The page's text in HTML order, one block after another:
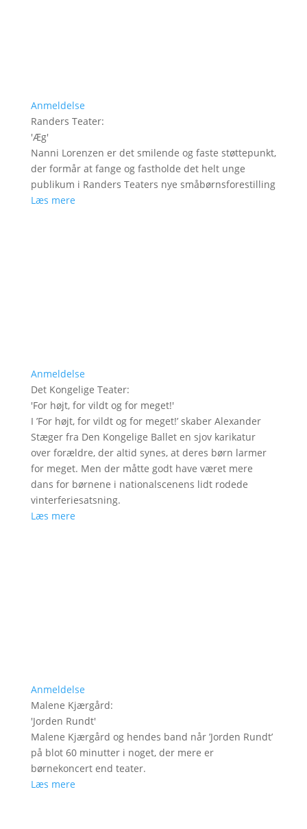
Anmeldelse
Randers Teater:
'Æg'
Nanni Lorenzen er det smilende og faste støttepunkt,
der formår at fange og fastholde det helt unge
publikum i Randers Teaters nye småbørnsforestilling
Læs mere
Anmeldelse
Det Kongelige Teater:
'For højt, for vildt og for meget!'
I ’For højt, for vildt og for meget!’ skaber Alexander
Stæger fra Den Kongelige Ballet en sjov karikatur
over forældre, der altid synes, at deres børn larmer
for meget. Men der måtte godt have været mere
dans for børnene i nationalscenens lidt rodede
vinterferiesatsning.
Læs mere
Anmeldelse
Malene Kjærgård:
'Jorden Rundt'
Malene Kjærgård og hendes band når ’Jorden Rundt’
på blot 60 minutter i noget, der mere er
børnekoncert end teater.
Læs mere